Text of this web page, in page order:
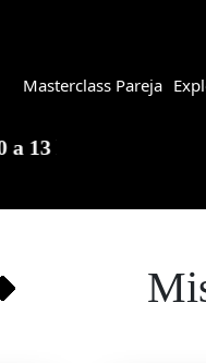
Masterclass Pareja
Martha